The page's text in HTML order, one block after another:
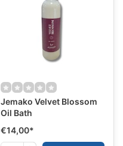
Jemako Velvet Blossom
Oil Bath
€14,00*